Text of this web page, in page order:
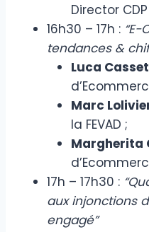
Director
16h30 – 17h :
tendances &
Luca
Marc
la FEVAD ;
Margherita
17h – 17h30 :
aux injonctions
engagé”